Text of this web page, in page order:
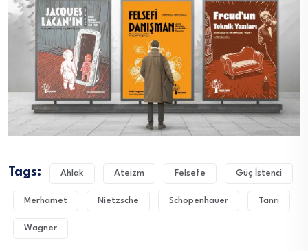
Tags: Ahlak Ateizm Felsefe Güç İstenci
Merhamet Nietzsche Schopenhauer Tanrı
Wagner